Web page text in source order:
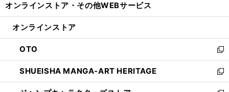
開
ン
ウ
で
開
く
ウ
ン
ド
ウ
で
開
オンラインストア・ その他WEBサービス
オンラインストア
OTO
新
し
い
ウ
SHUEISHA MANGA-ART HERITAGE
新
し